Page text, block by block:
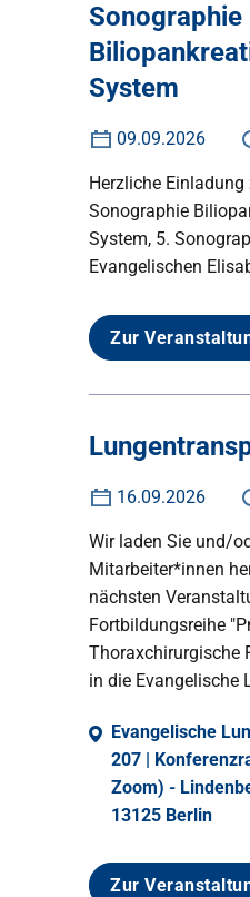
Sonographie
System
09.09.2026
Herzliche Einladung
Sonographie
System, 5.
Evangelischen
Zur
16.09.2026
Wir laden Sie und/
Mitarbeiter*innen
nächsten
Fortbildungsreihe
Thoraxchirurgische
in die Evangelische
Evangelische
207 |
Zoom) -
13125 Berlin
Zur